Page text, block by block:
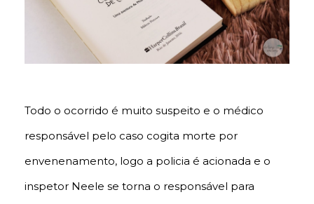
Todo o ocorrido é muito suspeito e o médico
responsável pelo caso cogita morte por
envenenamento, logo a policia é acionada e o
inspetor Neele se torna o responsável para